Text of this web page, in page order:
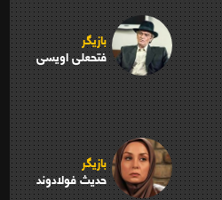
بازیگر
فتحعلی اویسی
بازیگر
حدیث فولادوند